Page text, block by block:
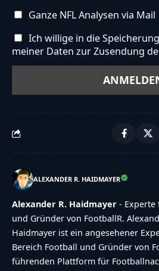
Ganze NFL Analysen via Mail
Ich willige in die
meiner Daten zur Zusendung
ALEXANDER R. HAIDMAYER
Alexander R. Haidmayer - Experte
und Gründer von FootballR.
Haidmayer ist ein angesehener
Bereich Football und Gründer von
führenden Plattform für